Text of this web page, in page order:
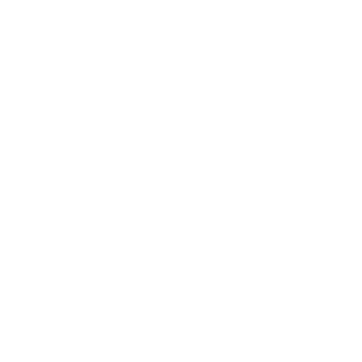
مقعد شاغر على الإفطار
اقتصادي في انتظار حلم